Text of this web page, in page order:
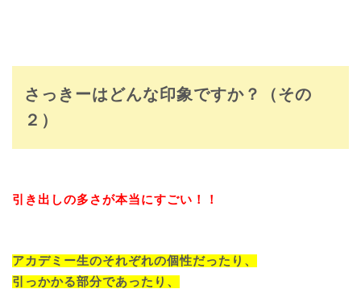
さっきーはどんな印象ですか？（その
２）
引き出しの多さが本当にすごい！！
アカデミー生のそれぞれの個性だったり、
引っかかる部分であったり、